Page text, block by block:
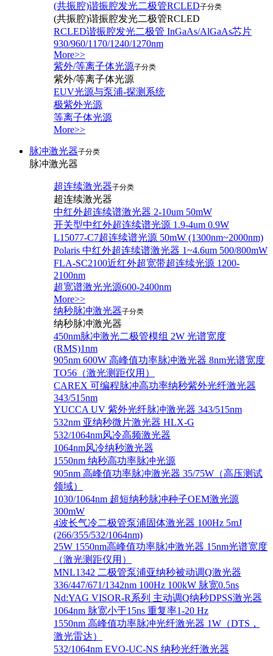
(共振腔)谐振腔发光二极管RCLED子分类
(共振腔)谐振腔发光二极管RCLED
RCLED谐振腔发光二极管 InGaAs/AlGaAs芯片
930/960/1170/1240/1270nm
More>>
紫外/等离子体光源子分类
紫外/等离子体光源
EUV光源与泵浦-探测系统
极紫外光源
等离子体光源
More>>
脉冲激光器子分类
脉冲激光器
超连续激光器子分类
超连续激光器
中红外超连续谱激光器 2-10um 50mW
开关型中红外超连续谱光源 1.9-4um 0.9W
L15077-C7超连续谱光源 50mW (1300nm~2000nm)
Polaris 中红外超连续谱激光器 1~4.6um 500/800mW
FLA-SC2100近红外超宽带超连续光源 1200-
2100nm
超宽谱激光光源600-2400nm
More>>
纳秒脉冲激光器子分类
纳秒脉冲激光器
450nm脉冲激光二极管模组 2W 光谱宽度
(RMS)1nm
905nm 600W 高峰值功率脉冲激光器 8nm光谱宽度
TO56（激光测距仪用）
CAREX 可编程脉冲高功率纳秒紫外光纤激光器
343/515nm
YUCCA UV 紫外光纤脉冲激光器 343/515nm
532nm 亚纳秒微片激光器 HLX-G
532/1064nm风冷高频激光器
1064nm风冷纳秒激光器
1550nm 纳秒高功率脉冲光源
905nm 高峰值功率脉冲激光器 35/75W（高压测试
领域）
1030/1064nm 超短纳秒脉冲种子OEM激光源
300mW
4波长气冷二极管泵浦固体激光器 100Hz 5mJ
(266/355/532/1064nm)
25W 1550nm高峰值功率脉冲激光器 15nm光谱宽度
（激光测距仪用）
MNL1342 二极管泵浦亚纳秒被动调Q激光器
336/447/671/1342nm 100Hz 100kW 脉宽0.5ns
Nd:YAG VISOR-R系列 主动调Q纳秒DPSS激光器
1064nm 脉宽小于15ns 重复率1-20 Hz
1550nm 高峰值功率脉冲光纤激光器 1W（DTS，
激光雷达）
532/1064nm EVO-UC-NS 纳秒光纤激光器